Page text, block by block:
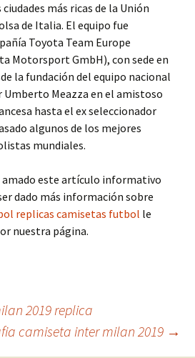
más ricas de la Unión
de Italia. El equipo fue
Toyota Team Europe
Motorsport GmbH), con sede en
la fundación del equipo nacional
Umberto Meazza en el amistoso
hasta el ex seleccionador
algunos de los mejores
mundiales.
amado este artículo informativo
dado más información sobre
replicas camisetas futbol le
nuestra página.
2019 replica
camiseta inter milan 2019 →